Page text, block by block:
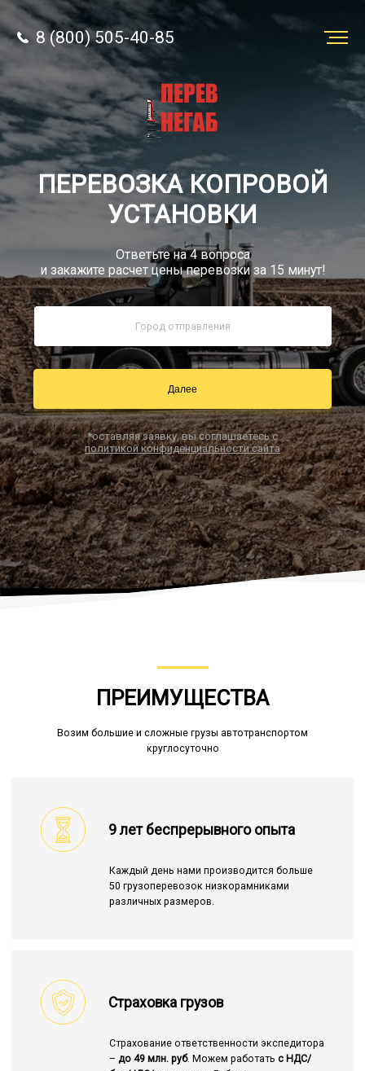
8 (800) 505-40-85
Звонок по РФ бесплатный
sale@simtruck-negabarit.ru
Заказать звонок
Заказать
перевозку
Грузы
8 (800) 505-40-85
ПЕРЕВОЗКА КОПРОВОЙ
УСТАНОВКИ
Ответьте на 4 вопроса
и закажите расчет цены перевозки за 15 минут!
Далее
*оставляя заявку, вы соглашаетесь с
политикой конфиденциальности сайта
ПРЕИМУЩЕСТВА
Возим большие и сложные грузы автотранспортом
круглосуточно
9 лет беспрерывного опыта
Каждый день нами производится больше
50 грузоперевозок низкорамниками
различных размеров.
Страховка грузов
Страхование ответственности экспедитора
– до 49 млн. руб. Можем работать с НДС/